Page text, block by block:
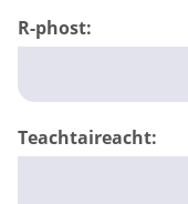
R-phost:
Teachtaireacht: